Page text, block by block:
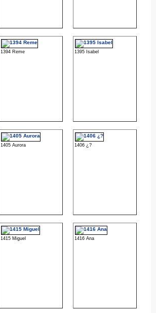
1394 Reme 1395 Isabel
1405 Aurora 1406 ¿?
1415 Miguel 1416 Ana